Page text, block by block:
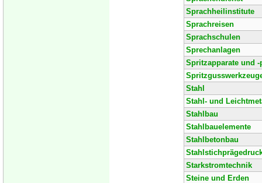
Sprachheilinstitute
Sprachreisen
Sprachschulen
Sprechanlagen
Spritzapparate und
Stahl
Stahl- und
Stahlbau
Stahlbauelemente
Stahlbetonbau
Starkstromtechnik
Steine und Erden